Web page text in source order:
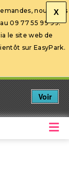
X
nous vous
09 77 55 99 99.
le site web de
sur EasyPark.
Voir